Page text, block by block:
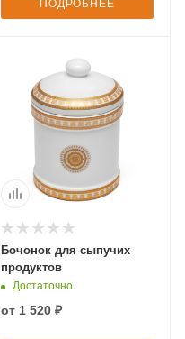
ПОДРОБНЕЕ
Бочонок для сыпучих
продуктов
Достаточно
от 1 520 ₽